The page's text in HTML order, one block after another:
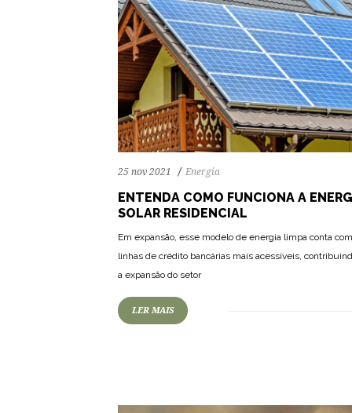
25 nov 2021 Energia
ENTENDA COMO FUNCIONA A
SOLAR RESIDENCIAL
Em expansão, esse modelo de energia limpa conta com
linhas de crédito bancárias mais acessíveis,
a expansão do setor
LER MAIS